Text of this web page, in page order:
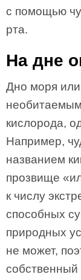
с помощью
рта.
На дне
Дно моря
кислорода,
Например,
названием
прозвище
к числу
способных
природных
не может,